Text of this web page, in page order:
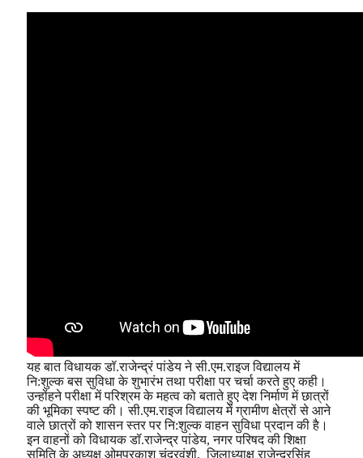
यह बात विधायक डॉ.राजेन्द्रं पांडेय ने सी.एम.राइज विद्यालय में
नि:शुल्क बस सुविधा के शुभारंभ तथा परीक्षा पर चर्चा करते हुए कही।
उन्होंहने परीक्षा में परिश्रम के महत्व को बताते हुए देश निर्माण में छात्रों
की भूमिका स्पष्ट की। सी.एम.राइज विद्यालय में ग्रामीण क्षेत्रों से आने
वाले छात्रों को शासन स्तर पर नि:शुल्क वाहन सुविधा प्रदान की है।
इन वाहनों को विधायक डॉ.राजेन्द्र पांडेय, नगर परिषद की शिक्षा
समिति के अध्यक्ष ओमप्रकाश चंद्रवंशी, जिलाध्याक्ष राजेन्द्रसिंह